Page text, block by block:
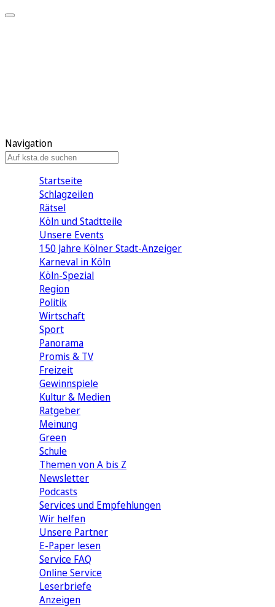
Navigation
Startseite
Schlagzeilen
Rätsel
Köln und Stadtteile
Unsere Events
150 Jahre Kölner Stadt-Anzeiger
Karneval in Köln
Köln-Spezial
Region
Politik
Wirtschaft
Sport
Panorama
Promis & TV
Freizeit
Gewinnspiele
Kultur & Medien
Ratgeber
Meinung
Green
Schule
Themen von A bis Z
Newsletter
Podcasts
Services und Empfehlungen
Wir helfen
Unsere Partner
E-Paper lesen
Service FAQ
Online Service
Leserbriefe
Anzeigen